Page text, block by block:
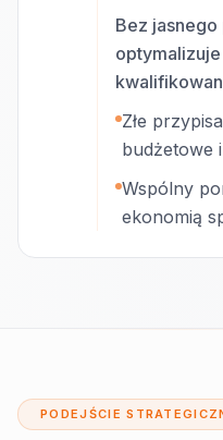
Bez jasnego
Złe
budżetowe
Wspólny
ekonomią
PODEJŚCIE